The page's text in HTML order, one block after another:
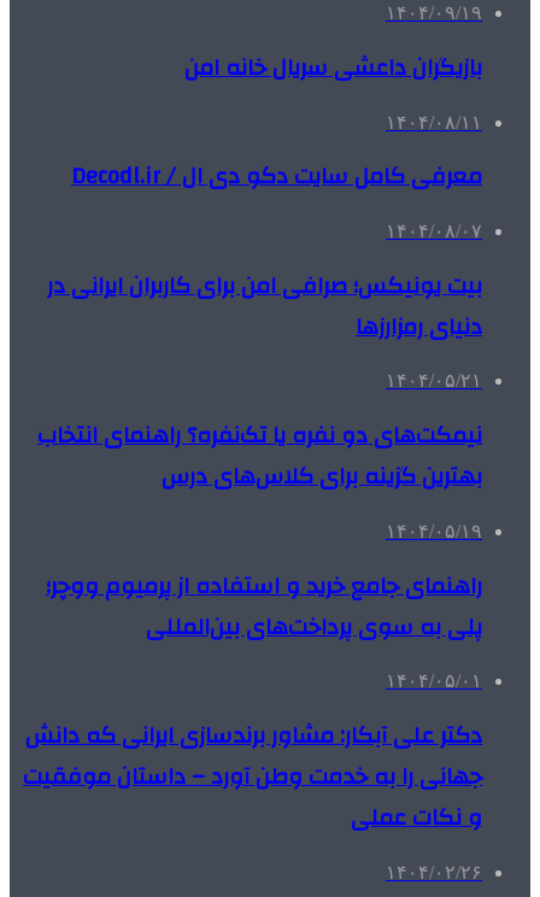
۱۴۰۴/۰۹/۱۹
بازیگران داعشی سریال خانه امن
۱۴۰۴/۰۸/۱۱
معرفی کامل سایت دکو دی ال / Decodl.ir
۱۴۰۴/۰۸/۰۷
بیت یونیکس؛ صرافی امن برای کاربران ایرانی در
دنیای رمزارزها
۱۴۰۴/۰۵/۲۱
نیمکت‌های دو نفره یا تک‌نفره؟ راهنمای انتخاب
بهترین گزینه برای کلاس‌های درس
۱۴۰۴/۰۵/۱۹
راهنمای جامع خرید و استفاده از پرمیوم ووچر؛
پلی به سوی پرداخت‌های بین‌المللی
۱۴۰۴/۰۵/۰۱
دکتر علی آبکار: مشاور برندسازی ایرانی که دانش
جهانی را به خدمت وطن آورد – داستان موفقیت
و نکات عملی
۱۴۰۴/۰۲/۲۶